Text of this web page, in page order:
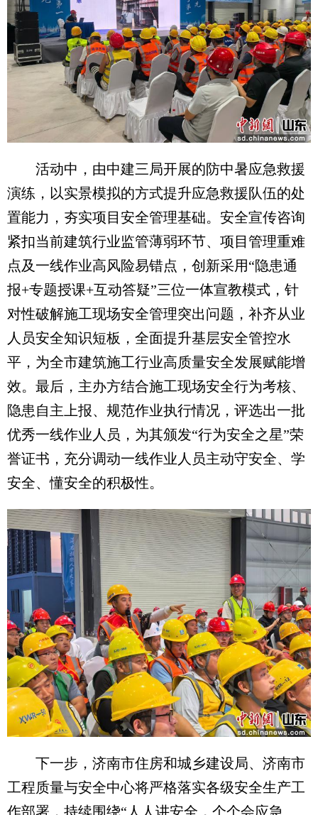
活动中，由中建三局开展的防中暑应急救援
演练，以实景模拟的方式提升应急救援队伍的处
置能力，夯实项目安全管理基础。安全宣传咨询
紧扣当前建筑行业监管薄弱环节、项目管理重难
点及一线作业高风险易错点，创新采用“隐患通
报+专题授课+互动答疑”三位一体宣教模式，针
对性破解施工现场安全管理突出问题，补齐从业
人员安全知识短板，全面提升基层安全管控水
平，为全市建筑施工行业高质量安全发展赋能增
效。最后，主办方结合施工现场安全行为考核、
隐患自主上报、规范作业执行情况，评选出一批
优秀一线作业人员，为其颁发“行为安全之星”荣
誉证书，充分调动一线作业人员主动守安全、学
安全、懂安全的积极性。
下一步，济南市住房和城乡建设局、济南市
工程质量与安全中心将严格落实各级安全生产工
作部署，持续围绕“人人讲安全，个个会应急